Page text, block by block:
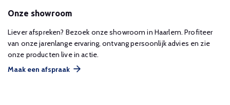
Onze showroom
Liever afspreken? Bezoek onze showroom in Haarlem. Profiteer
van onze jarenlange ervaring, ontvang persoonlijk advies en zie
onze producten live in actie.
Maak een afspraak